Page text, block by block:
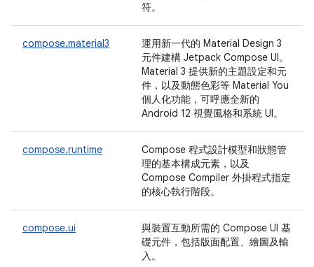
符。
compose.material3
運用新一代的 Material Design 3
元件建構 Jetpack Compose UI。
Material 3 提供新的主題設定和元
件，以及動態色彩等 Material You
個人化功能，可呼應全新的
Android 12 視覺風格和系統 UI。
compose.runtime
Compose 程式設計模型和狀態管
理的基本構成元素，以及
Compose Compiler 外掛程式指定
的核心執行階段。
compose.ui
與裝置互動所需的 Compose UI 基
礎元件，包括版面配置、繪圖及輸
入。